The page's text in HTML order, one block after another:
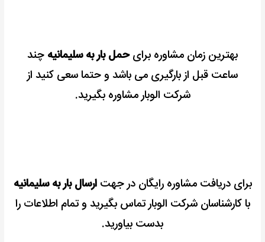
بهترین زمان مشاوره برایحمل بار به سلیمانیه چند
ساعت قبل از بارگیری می باشد و حتما سعی کنید از
شرکت الوبار مشاوره بگیرید.
برای دریافت مشاوره رایگان در جهتارسال بار به سلیمانیه
با کارشناسان شرکت الوبار تماس بگیرید و تمام اطلاعات را
بدست بیاورید.